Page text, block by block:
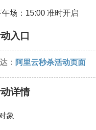
午场：15:00 准时开启
入口
： 阿里云秒杀活动页面
详情
象